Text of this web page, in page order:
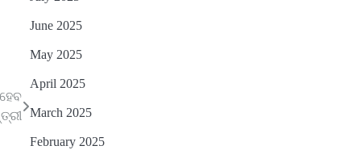
June 2025
May 2025
April 2025
March 2025
February 2025